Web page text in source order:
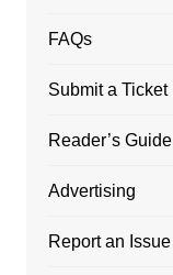
FAQs
Submit a Ticket
Reader’s Guide
Advertising
Report an Issue